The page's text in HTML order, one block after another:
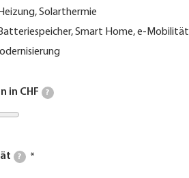
Solarthermie
Smart Home, e-Mobilität
in CHF ?
?